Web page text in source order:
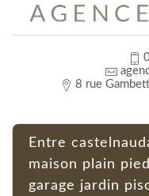
8 rue
entre castelnaudary et carcassonne
maison plain
garage jardin